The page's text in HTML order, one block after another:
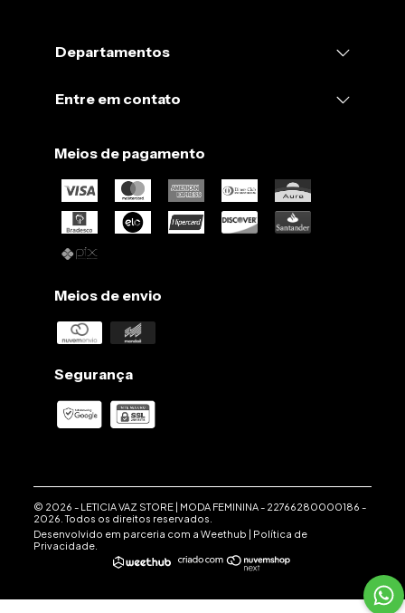
M: 74cm
GG: 86cm
Petit: 88cm
P: 98cm
M: 104cm
G: 110cm
Petit: 38cm
P: 40cm
G: 42cm
Departamentos
Entre em contato
Meios de pagamento
Meios de envio
Segurança
© 2026 - LETICIA VAZ STORE | MODA FEMININA- 22766280000186 -
2026. Todos os direitos reservados.
Desenvolvido em parceria com aWeethub
Política de
Privacidade